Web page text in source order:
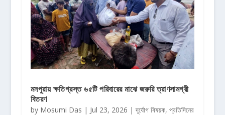
মনপুরায় ক্ষতিগ্রস্ত ৬৫টি পরিবারের মাঝে জরুরি ত্রাণসামগ্রী
বিতরণ
by Mosumi Das | Jul 23, 2026 |দূর্যোগ বিষয়ক, প্রতিদিনের